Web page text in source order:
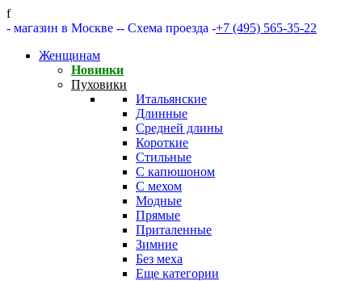
f
- магазин в Москве -- Схема проезда -+7 (495) 565-35-22
Женщинам
Новинки
Пуховики
Итальянские
Длинные
Средней длины
Короткие
Стильные
С капюшоном
С мехом
Модные
Прямые
Приталенные
Зимние
Без меха
Еще категории